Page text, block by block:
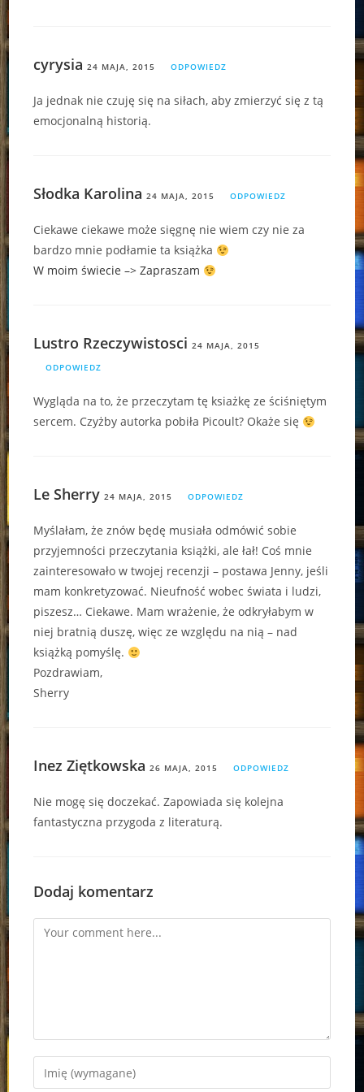
cyrysia 24 MAJA, 2015 ODPOWIEDZ
Ja jednak nie czuję się na siłach, aby zmierzyć się z tą
emocjonalną historią.
Słodka Karolina 24 MAJA, 2015 ODPOWIEDZ
Ciekawe ciekawe może sięgnę nie wiem czy nie za
bardzo mnie podłamie ta książka
W moim świecie –> Zapraszam
Lustro Rzeczywistosci 24 MAJA, 2015
ODPOWIEDZ
Wygląda na to, że przeczytam tę ksiażkę ze ściśniętym
sercem. Czyżby autorka pobiła Picoult? Okaże się
Le Sherry 24 MAJA, 2015 ODPOWIEDZ
Myślałam, że znów będę musiała odmówić sobie
przyjemności przeczytania książki, ale łał! Coś mnie
zainteresowało w twojej recenzji – postawa Jenny, jeśli
mam konkretyzować. Nieufność wobec świata i ludzi,
piszesz… Ciekawe. Mam wrażenie, że odkryłabym w
niej bratnią duszę, więc ze względu na nią – nad
książką pomyślę.
Pozdrawiam,
Sherry
Inez Ziętkowska 26 MAJA, 2015 ODPOWIEDZ
Nie mogę się doczekać. Zapowiada się kolejna
fantastyczna przygoda z literaturą.
Dodaj komentarz
Comment
Enter
your